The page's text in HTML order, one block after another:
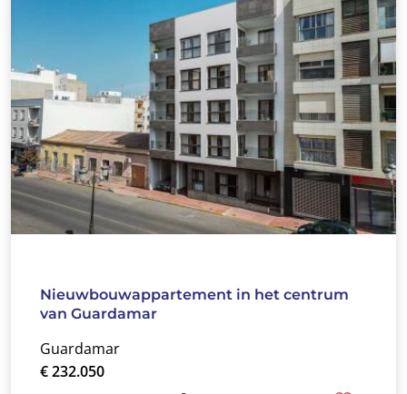
Nieuwbouwappartement in het centrum
van Guardamar
Guardamar
€ 232.050